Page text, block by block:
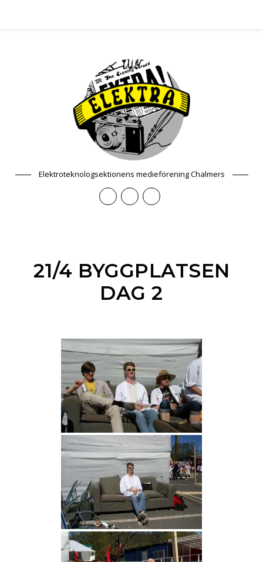
Elektroteknologsektionens medieförening Chalmers
21/4 BYGGPLATSEN
DAG 2